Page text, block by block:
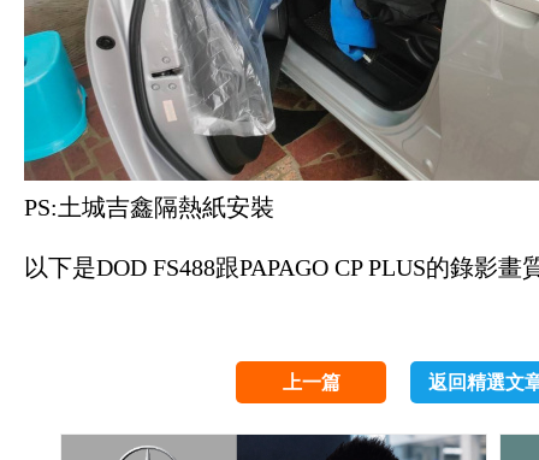
PS:土城吉鑫隔熱紙安裝
以下是DOD FS488跟PAPAGO CP PLUS的錄影畫
上一篇 返回精選文